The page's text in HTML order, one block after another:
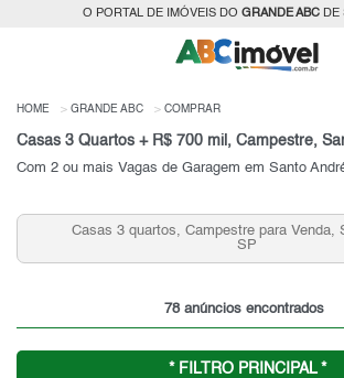
O PORTAL DE IMÓVEIS DO GRANDE ABC DE
HOME GRANDE ABC COMPRAR
Casas 3 Quartos + R$ 700 mil, Campestre,
Com 2 ou mais Vagas de Garagem em Santo
Casas 3 quartos, Campestre para Venda,
SP
78 anúncios encontrados
* FILTRO PRINCIPAL *